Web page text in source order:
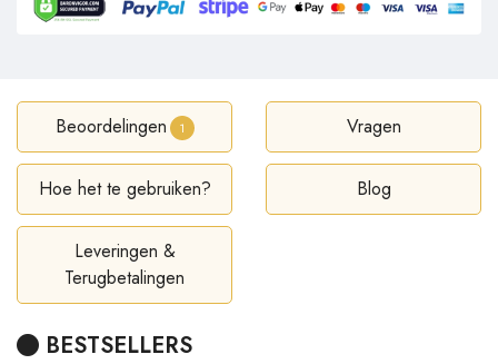
Beoordelingen 1 Vragen
Hoe het te gebruiken? Blog
Leveringen &
Terugbetalingen
BESTSELLERS